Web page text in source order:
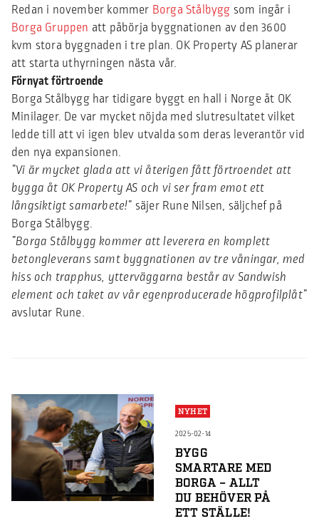
Redan i november kommer Borga Stålbygg som ingår i
Borga Gruppen att påbörja byggnationen av den 3600
kvm stora byggnaden i tre plan. OK Property AS planerar
att starta uthyrningen nästa vår.
Förnyat förtroende
Borga Stålbygg har tidigare byggt en hall i Norge åt OK
Minilager. De var mycket nöjda med slutresultatet vilket
ledde till att vi igen blev utvalda som deras leverantör vid
den nya expansionen.
”Vi är mycket glada att vi återigen fått förtroendet att
bygga åt OK Property AS och vi ser fram emot ett
långsiktigt samarbete!” säjer Rune Nilsen, säljchef på
Borga Stålbygg.
”Borga Stålbygg kommer att leverera en komplett
betongleverans samt byggnationen av tre våningar, med
hiss och trapphus, ytterväggarna består av Sandwish
element och taket av vår egenproducerade högprofilplåt”
avslutar Rune.
NYHET
2025-02-14
BYGG
SMARTARE MED
BORGA – ALLT
DU BEHÖVER PÅ
ETT STÄLLE!